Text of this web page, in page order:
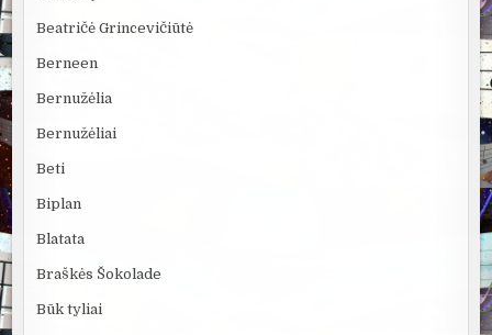
Beatričė Grincevičiūtė
Berneen
Bernužėlia
Bernužėliai
Beti
Biplan
Blatata
Braškės Šokolade
Būk tyliai